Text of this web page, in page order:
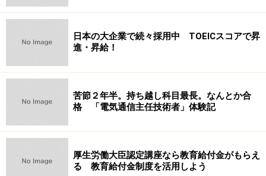
日本の大企業で続々採用中 TOEICスコアで昇
進・昇給！
苦節２年半。持ち越し科目最長。なんとか合
格 「電気通信主任技術者」体験記
厚生労働大臣認定講座なら教育給付金がもらえ
る 教育給付金制度を活用しよう